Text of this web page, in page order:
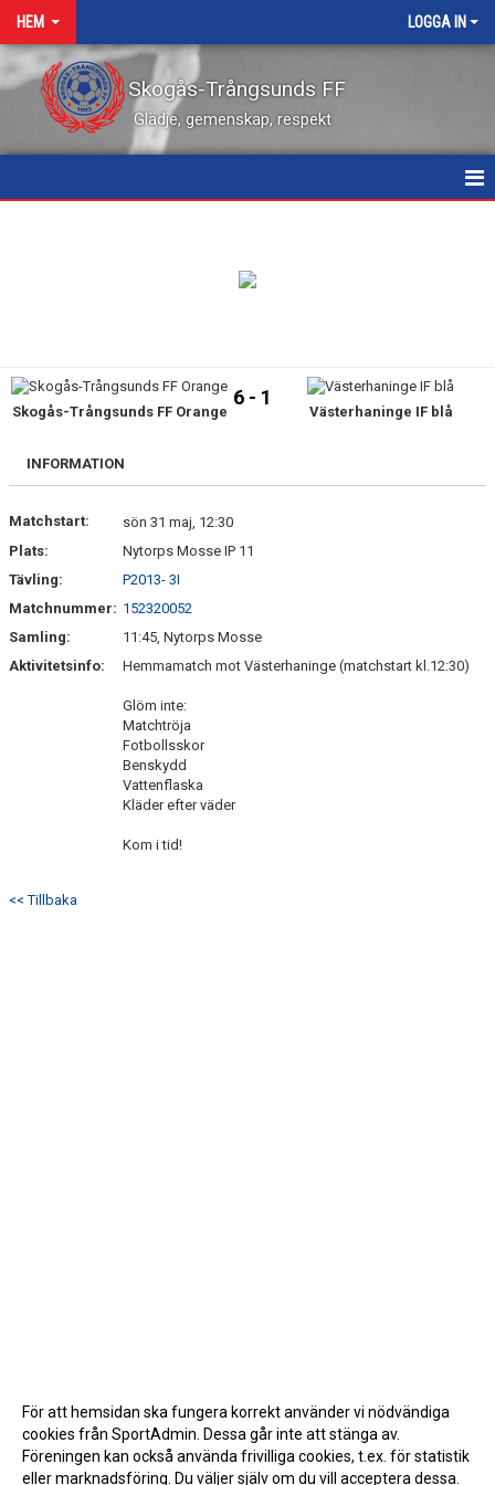
HEM LOGGA IN
Skogås-Trångsunds FF
Glädje, gemenskap, respekt
MATCHER
KONTAKT
FAQ
Skogås-Trångsunds FF Orange
6 - 1
Västerhaninge IF blå
INFORMATION
Matchstart:
sön 31 maj, 12:30
Plats:
Nytorps Mosse IP 11
Tävling:
P2013- 3I
Matchnummer: 152320052
Samling:
11:45, Nytorps Mosse
Aktivitetsinfo:
Hemmamatch mot Västerhaninge (matchstart kl.12:30)
Glöm inte:
Matchtröja
Fotbollsskor
Benskydd
Vattenflaska
Kläder efter väder
Kom i tid!
<< Tillbaka
För att hemsidan ska fungera korrekt använder vi nödvändiga
cookies från SportAdmin. Dessa går inte att stänga av.
Föreningen kan också använda frivilliga cookies, t.ex. för statistik
eller marknadsföring. Du väljer själv om du vill acceptera dessa.